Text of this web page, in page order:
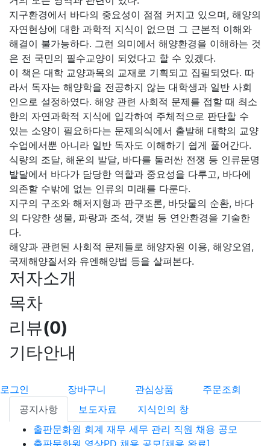
지구환경에서 바다의 중요성이 점점 커지고 있으며, 해양의
자연현상에 대한 과학적 지식이 없으면 그 근본적 이해와
해결이 불가능하다. 그런 의미에서 해양환경을 이해하는 것
은 전 국민의 필수교양이 되었다고 할 수 있겠다.
이 책은 대학 교양과목의 교재로 기획되고 집필되었다. 따
라서 독자는 해양학을 전공하지 않는 대학생과 일반 사회
인으로 설정하였다. 해양 관련 사회적 문제를 접할 때 최소
한의 자연과학적 지식에 입각하여 주체적으로 판단할 수
있는 소양이 필요하다는 문제의식에서 출발해 대학의 교양
수업에서뿐 아니라 일반 독자도 이해하기 쉽게 풀어간다.
식량의 조달, 해운의 발달, 바다를 둘러싼 전쟁 등 인류문명
발달에서 바다가 담당한 역할과 중요성을 다루고, 바다에
의존할 수밖에 없는 인류의 미래를 다룬다.
지구의 구조와 해저지형과 판구조론, 바닷물의 순환, 바다
의 다양한 생물, 파랑과 조석, 갯벌 등 연안환경을 기술한
다.
해양과 관련된 사회적 문제들로 해양자원 이용, 해양오염,
국제해양질서와 유엔해양법 등을 살펴본다.
저자소개
목차
리뷰(0)
기타안내
로그인 장바구니 관심상품
주문조회
공지사항
보도자료
지식인의 창
출판문화원 회계 재무 세무 관리 직원 채용 공모